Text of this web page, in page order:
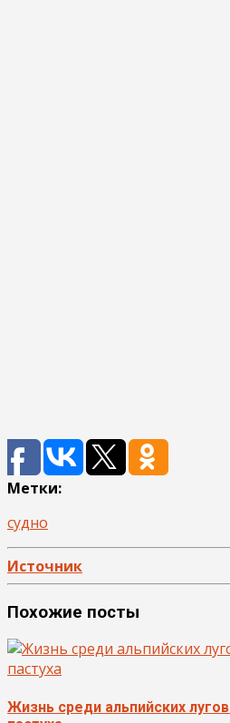
Метки:
судно
Источник
Похожие посты
Жизнь среди альпийских